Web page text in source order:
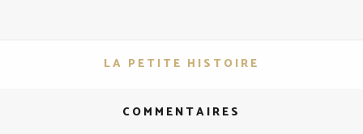
LA PETITE HISTOIRE
COMMENTAIRES